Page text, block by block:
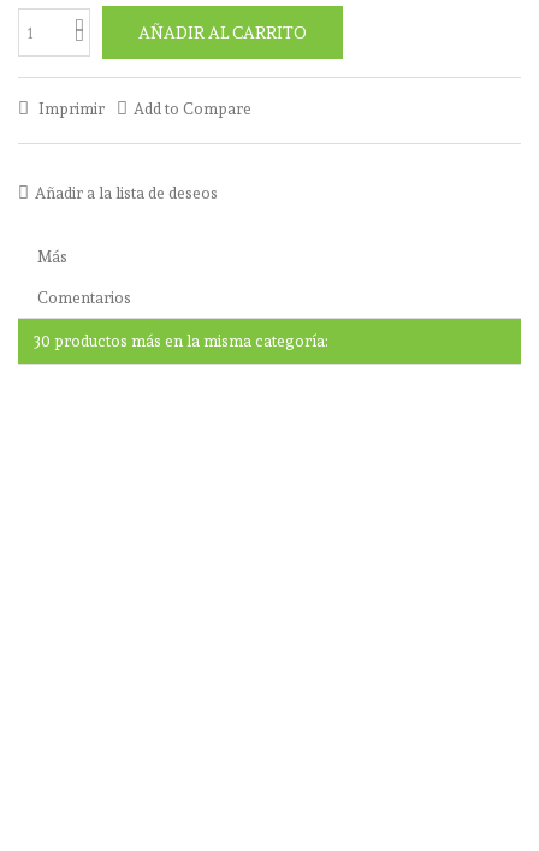
AÑADIR AL CARRITO
Imprimir Add to Compare
Añadir a la lista de deseos
Más
Comentarios
30 productos más en la misma categoría: